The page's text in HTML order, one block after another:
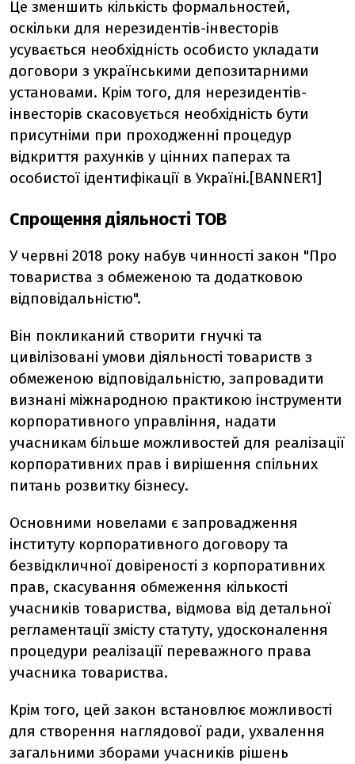
Це зменшить кількість формальностей,
оскільки для нерезидентів-інвесторів
усувається необхідність особисто укладати
договори з українськими депозитарними
установами. Крім того, для нерезидентів-
інвесторів скасовується необхідність бути
присутніми при проходженні процедур
відкриття рахунків у цінних паперах та
особистої ідентифікації в Україні.[BANNER1]
Спрощення діяльності ТОВ
У червні 2018 року набув чинності закон "Про
товариства з обмеженою та додатковою
відповідальністю".
Він покликаний створити гнучкі та
цивілізовані умови діяльності товариств з
обмеженою відповідальністю, запровадити
визнані міжнародною практикою інструменти
корпоративного управління, надати
учасникам більше можливостей для реалізації
корпоративних прав і вирішення спільних
питань розвитку бізнесу.
Основними новелами є запровадження
інституту корпоративного договору та
безвідкличної довіреності з корпоративних
прав, скасування обмеження кількості
учасників товариства, відмова від детальної
регламентації змісту статуту, удосконалення
процедури реалізації переважного права
учасника товариства.
Крім того, цей закон встановлює можливості
для створення наглядової ради, ухвалення
загальними зборами учасників рішень